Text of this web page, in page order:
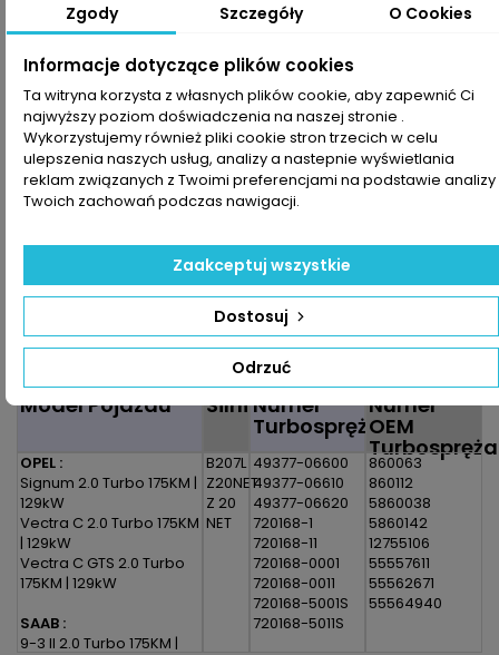
60,00 zł Brutto
Ilość Dodaj do koszyka
Zapytaj o dostępność Tel:+48-717-358-575
Udostępnij
OPIS SZCZEGÓŁY PRODUKTU
Zestaw montażowy do turbosprężarki pasujący do pojazdu
Model Pojazdu SilnikNumer
Turbosprężarki
Numer
OEM
OPEL :
Signum 2.0 Turbo 175KM |
129kW
Vectra C 2.0 Turbo 175KM
| 129kW
Vectra C GTS 2.0 Turbo
175KM | 129kW
SAAB :
9-3 II 2.0 Turbo 175KM |
B207L
Z20NET
Z 20
NET
49377-06600
49377-06610
49377-06620
720168-1
720168-11
720168-0001
720168-0011
720168-5001S
720168-5011S
860063
860112
5860038
5860142
12755106
55557611
55562671
55564940
Zgody Szczegóły O Cookies
Informacje dotyczące plików cookies
Ta witryna korzysta z własnych plików cookie, aby zapewnić Ci
najwyższy poziom doświadczenia na naszej stronie .
Wykorzystujemy również pliki cookie stron trzecich w celu
ulepszenia naszych usług, analizy a nastepnie wyświetlania
reklam związanych z Twoimi preferencjami na podstawie analizy
Twoich zachowań podczas nawigacji.
Odrzuć
Dostosuj
Zaakceptuj wszystkie